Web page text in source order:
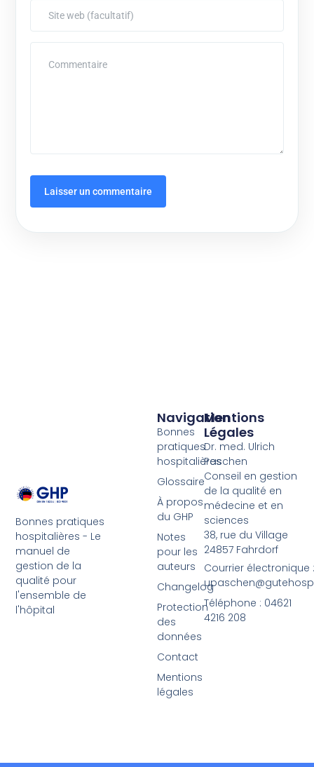
Bonnes pratiques
hospitalières - Le
manuel de
gestion de la
qualité pour
l'ensemble de
l'hôpital
Navigation
Bonnes
pratiques
hospitalières
Glossaire
À propos
du GHP
Notes
pour les
auteurs
Changelog
Protection
des
données
Contact
Mentions
légales
Mentions
Légales
Dr. med. Ulrich
Paschen
Conseil en gestion
de la qualité en
médecine et en
sciences
38, rue du Village
24857 Fahrdorf
Courrier électronique
Téléphone : 04621
4216 208